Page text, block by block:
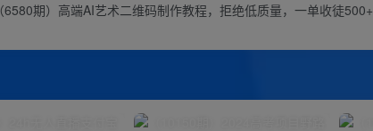
（6580期）高端AI艺术二维码制作教程，拒绝低质量，一单收徒500+